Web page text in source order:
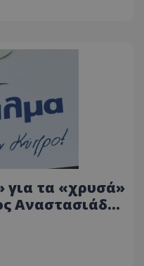
για τα «χρυσά»
Αναστασιάδης
έστησαν